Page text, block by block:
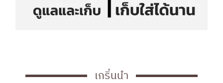
เกริ่นนำ